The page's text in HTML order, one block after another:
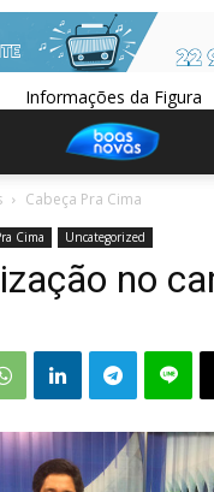
Informações da Figura
Cabeça Pra Cima
Cima Uncategorized
no